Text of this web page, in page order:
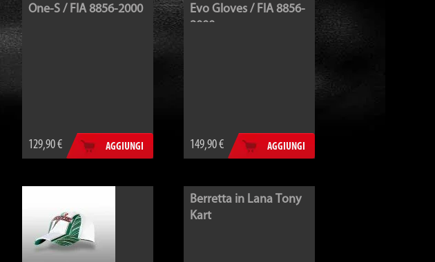
One-S / FIA 8856-2000
129,90 € AGGIUNGI
Evo Gloves / FIA 8856-
2000
149,90 € AGGIUNGI
Berretta in Lana Tony
Kart